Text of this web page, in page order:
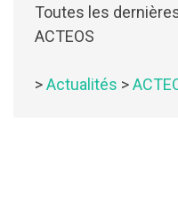
Toutes les
ACTEOS
>Actualités >